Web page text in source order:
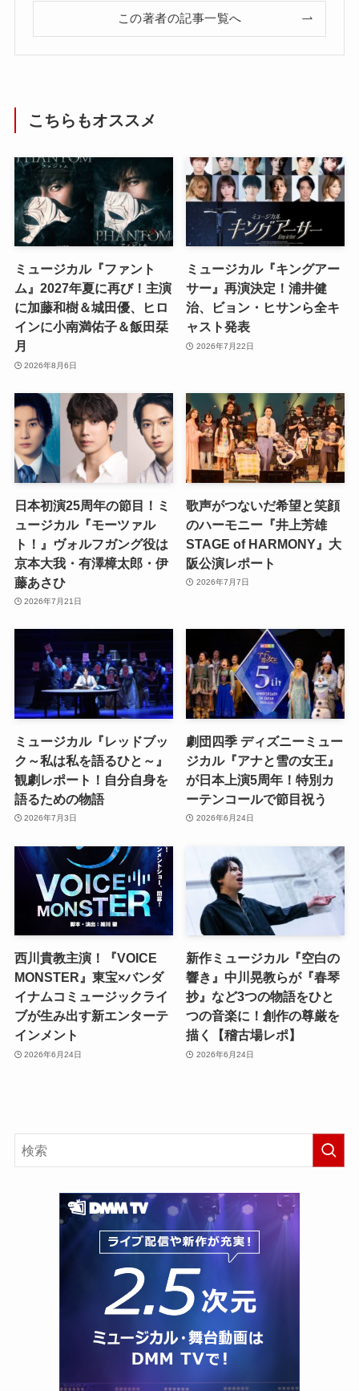
この著者の記事一覧へ
こちらもオススメ
ミュージカル『ファント
ム』2027年夏に再び！主演
に加藤和樹＆城田優、ヒロ
インに小南満佑子＆飯田栞
月
2026年8月6日
ミュージカル『キングアー
サー』再演決定！浦井健
治、ビョン・ヒサンら全キ
ャスト発表
2026年7月22日
日本初演25周年の節目！ミ
ュージカル『モーツァル
ト！』ヴォルフガング役は
京本大我・有澤樟太郎・伊
藤あさひ
2026年7月21日
歌声がつないだ希望と笑顔
のハーモニー『井上芳雄
STAGE of HARMONY』大
阪公演レポート
2026年7月7日
ミュージカル『レッドブッ
ク～私は私を語るひと～』
観劇レポート！自分自身を
語るための物語
2026年7月3日
劇団四季 ディズニーミュー
ジカル『アナと雪の女王』
が日本上演5周年！特別カ
ーテンコールで節目祝う
2026年6月24日
西川貴教主演！『VOICE
MONSTER』東宝×バンダ
イナムコミュージックライ
ブが生み出す新エンターテ
インメント
2026年6月24日
新作ミュージカル『空白の
響き』中川晃教らが『春琴
抄』など3つの物語をひと
つの音楽に！創作の尊厳を
描く【稽古場レポ】
2026年6月24日